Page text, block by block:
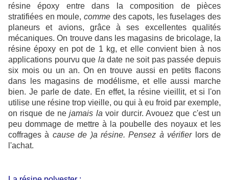
résine époxy entre dans la composition de pièces
stratifiées en moule, commedes capots, les fuselages des
planeurs et avions, grâce à ses excellentes qualités
mécaniques. On trouve dans les magasins de bricolage, la
résine époxy en pot de 1 kg, et elle convient bien à nos
applications pourvu que la date ne soit pas passée depuis
six mois ou un an. On en trouve aussi en petits flacons
dans les magasins de modélisme, et elle aussi marche
bien. Je parle de date. En effet, la résine vieillit, et si l'on
utilise une résine trop vieille, ou qui à eu froid par exemple,
on risque de nejamais la voir durcir. Avouez que c'est un
peu dommage de mettre à la poubelle des noyaux et les
coffrages à cause de )a résine. Pensez à vérifierlors de
l'achat.